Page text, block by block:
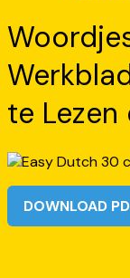
te Lezen
DOWNLOAD